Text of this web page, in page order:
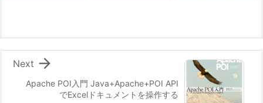
Apache POI入門 Java+Apache+POI API
でExcelドキュメントを操作する

Next